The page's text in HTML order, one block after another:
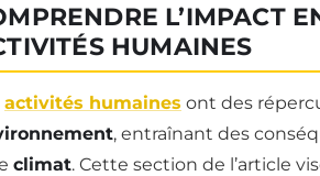
L’IMPACT
HUMAINES
activités humaines ont des
, entraînant des
climat. Cette section de l’article